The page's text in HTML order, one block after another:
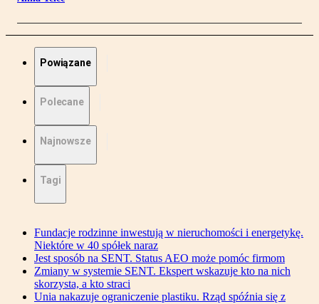
Powiązane
Polecane
Najnowsze
Tagi
Fundacje rodzinne inwestują w nieruchomości i energetykę.
Niektóre w 40 spółek naraz
Jest sposób na SENT. Status AEO może pomóc firmom
Zmiany w systemie SENT. Ekspert wskazuje kto na nich
skorzysta, a kto straci
Unia nakazuje ograniczenie plastiku. Rząd spóźnia się z